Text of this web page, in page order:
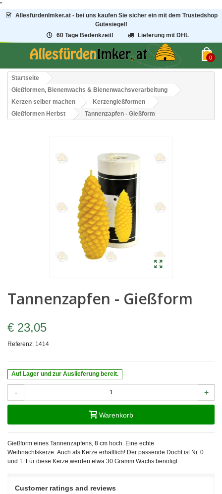
"
AllesfürdenImker.at - bei uns kaufen Sie sicher ein mit dem Trustedshop
Gütesiegel!
60 Tage Bedenkzeit!
Lieferung mit DHL
0
Startseite
Gießformen, Bienenwachs & Bienenwachsverarbeitung
Kerzen selber machen
Kerzengießformen
Gießformen Herbst
Tannenzapfen - Gießform
Tannenzapfen - Gießform
€ 23,05
Referenz: 1414
Auf Lager und zur Auslieferung bereit.
- +
Warenkorb
Gießform eines Tannenzapfens, 8 cm hoch. Eine echte
Weihnachtskerze. Auch als Kerze erhältlich! Der passende Docht ist Nr. 0
und 1. Für diese Kerze werden etwa 30 Gramm Wachs benötigt.
Customer ratings and reviews